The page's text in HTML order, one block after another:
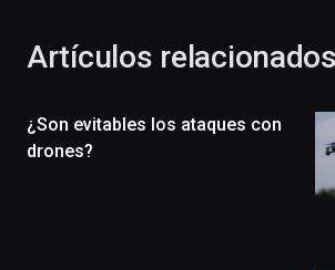
celebración
novena
edición
Artículos relacionados
¿Son evitables los ataques con
drones?